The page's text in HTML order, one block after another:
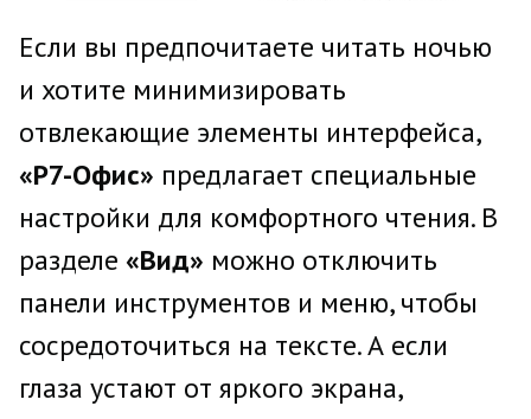
Если вы предпочитаете читать ночью
и хотите минимизировать
отвлекающие элементы интерфейса,
«Р7-Офис» предлагает специальные
настройки для комфортного чтения. В
разделе «Вид» можно отключить
панели инструментов и меню, чтобы
сосредоточиться на тексте. А если
глаза устают от яркого экрана,